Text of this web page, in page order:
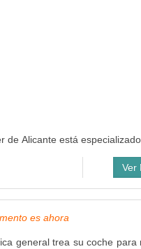
de Alicante está especializado
Ver
es ahora
general trea su coche para